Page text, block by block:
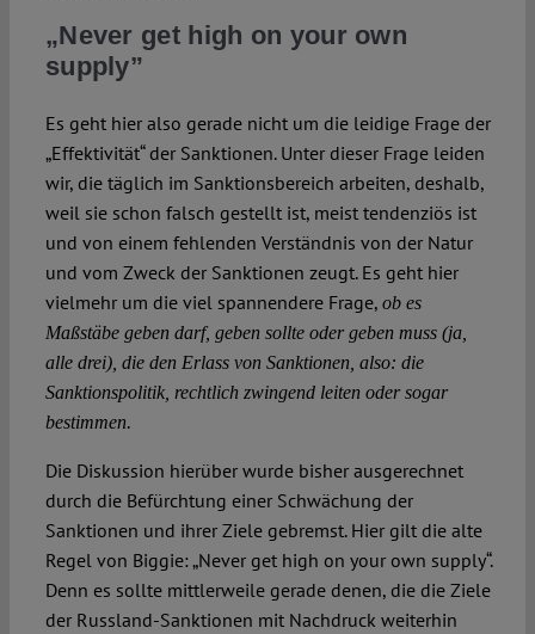
„Never get high on your own
supply”
Es geht hier also gerade nicht um die leidige Frage der
„Effektivität“ der Sanktionen. Unter dieser Frage leiden
wir, die täglich im Sanktionsbereich arbeiten, deshalb,
weil sie schon falsch gestellt ist, meist tendenziös ist
und von einem fehlenden Verständnis von der Natur
und vom Zweck der Sanktionen zeugt. Es geht hier
vielmehr um die viel spannendere Frage, ob es
Maßstäbe geben darf, geben sollte oder geben muss (ja,
alle drei), die den Erlass von Sanktionen, also: die
Sanktionspolitik, rechtlich zwingend leiten oder sogar
bestimmen.
Die Diskussion hierüber wurde bisher ausgerechnet
durch die Befürchtung einer Schwächung der
Sanktionen und ihrer Ziele gebremst. Hier gilt die alte
Regel von Biggie: „Never get high on your own supply“.
Denn es sollte mittlerweile gerade denen, die die Ziele
der Russland-Sanktionen mit Nachdruck weiterhin